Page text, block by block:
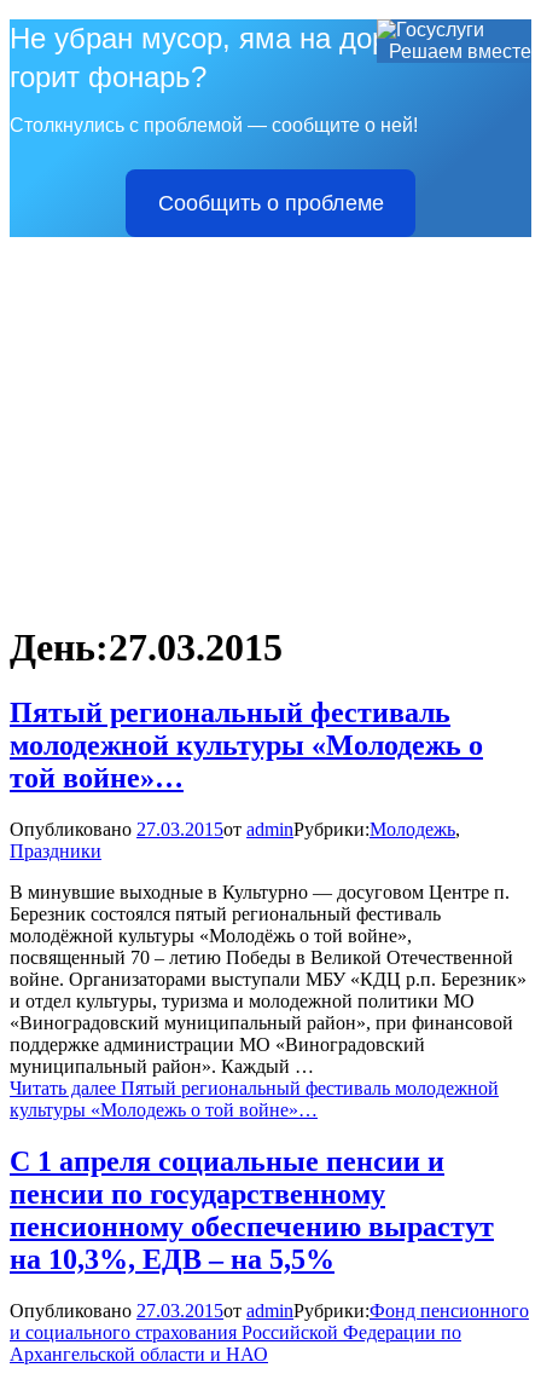
Решаем вместе
Не убран мусор, яма на дороге, не
горит фонарь?
Столкнулись с проблемой — сообщите о ней!
Сообщить о проблеме
День:27.03.2015
Пятый региональный фестиваль
молодежной культуры «Молодежь о
той войне»…
Опубликовано 27.03.2015от adminРубрики:Молодежь,
Праздники
В минувшие выходные в Культурно — досуговом Центре п.
Березник состоялся пятый региональный фестиваль
молодёжной культуры «Молодёжь о той войне»,
посвященный 70 – летию Победы в Великой Отечественной
войне. Организаторами выступали МБУ «КДЦ р.п. Березник»
и отдел культуры, туризма и молодежной политики МО
«Виноградовский муниципальный район», при финансовой
поддержке администрации МО «Виноградовский
муниципальный район». Каждый …
Читать далее Пятый региональный фестиваль молодежной
культуры «Молодежь о той войне»…
С 1 апреля социальные пенсии и
пенсии по государственному
пенсионному обеспечению вырастут
на 10,3%, ЕДВ – на 5,5%
Опубликовано 27.03.2015от adminРубрики:Фонд пенсионного
и социального страхования Российской Федерации по
Архангельской области и НАО